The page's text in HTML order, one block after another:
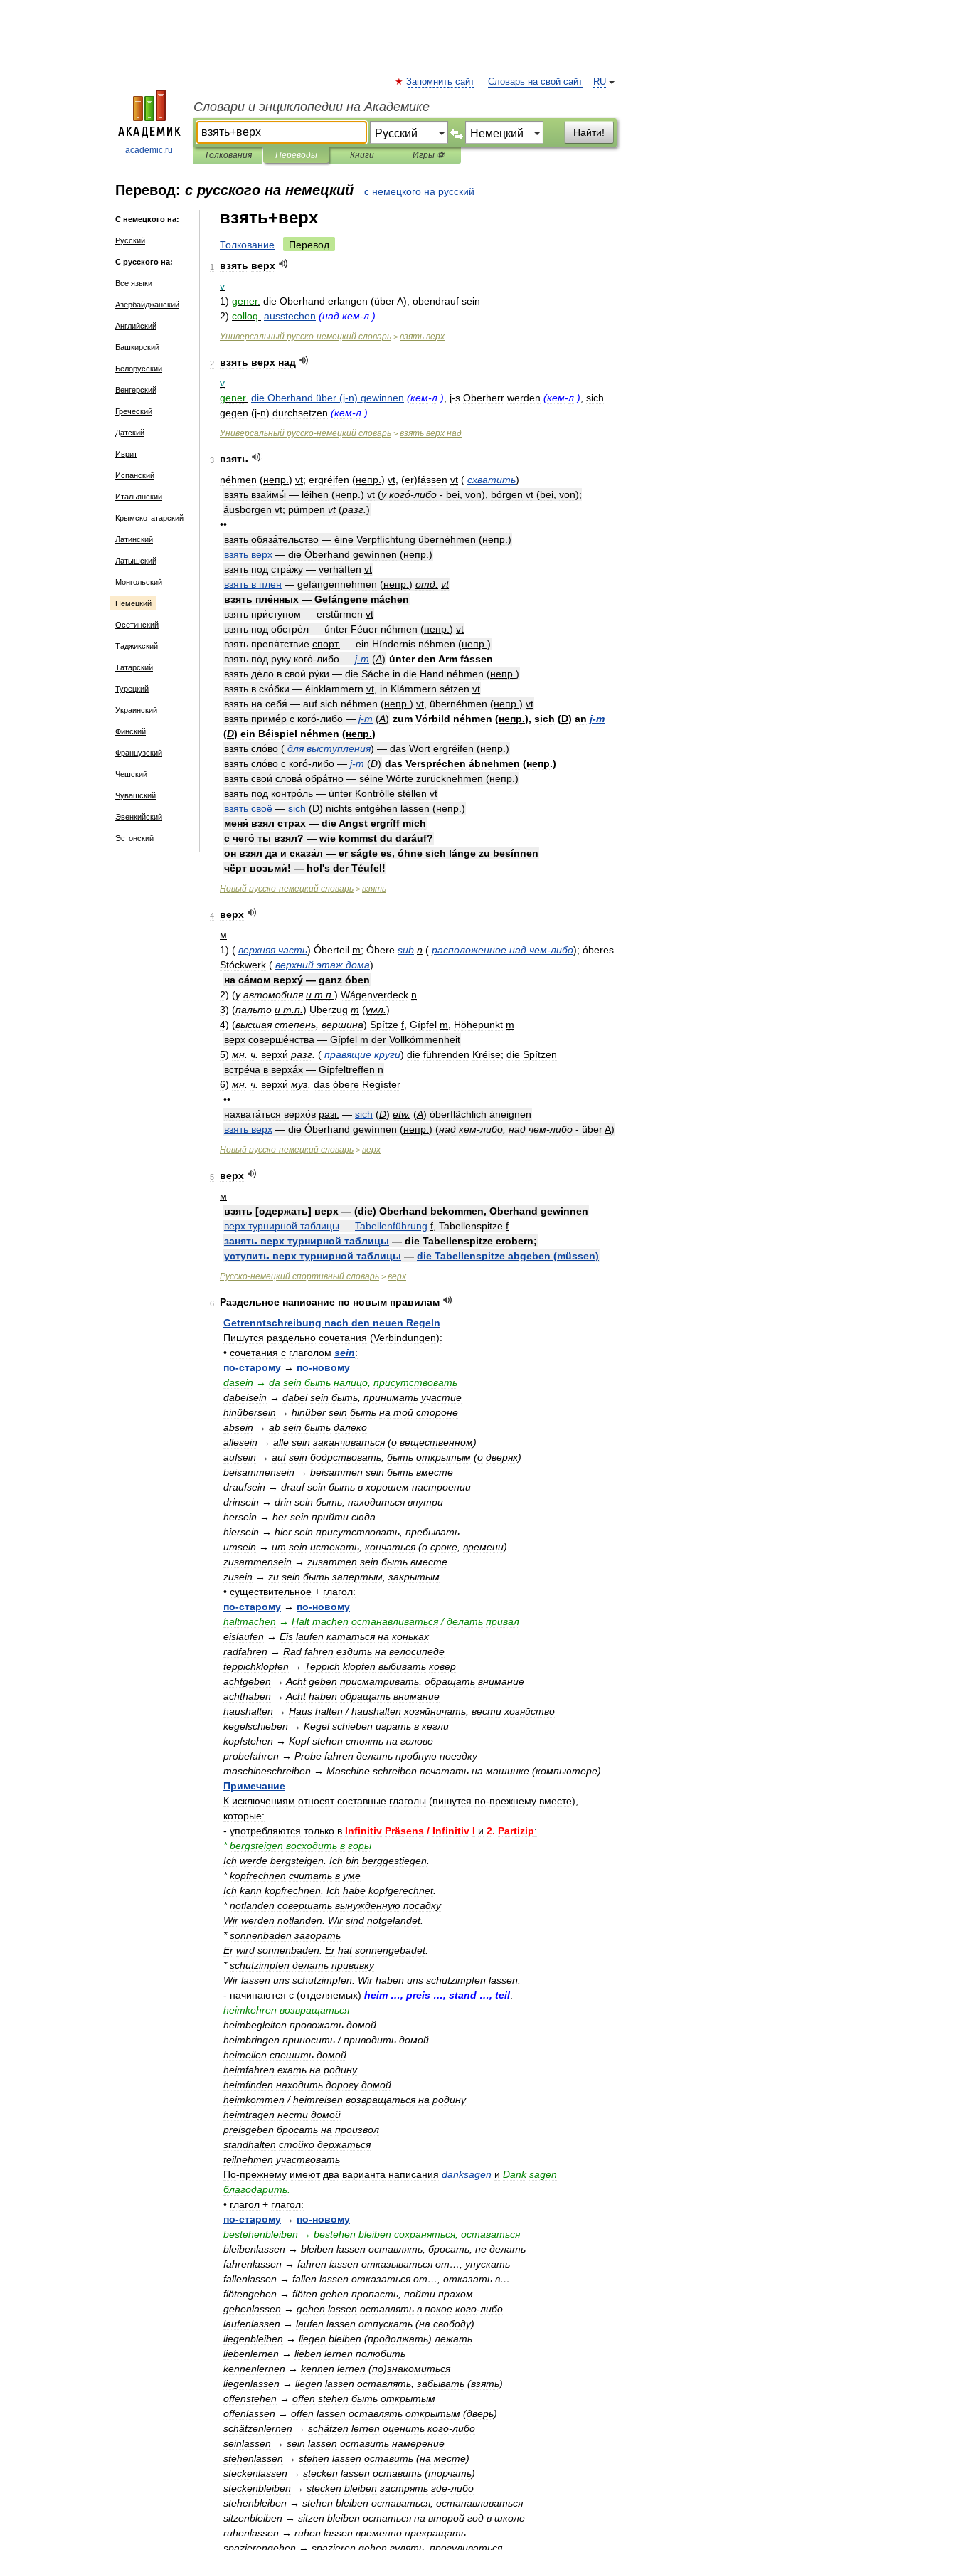
academic.ru
RU
Запомнить сайт Словарь на свой сайт
Словари и энциклопедии на Академике
Найти!
Толкования Переводы Книги Игры ⚽
Перевод: с русского на немецкий с немецкого на русский
С немецкого на:
Русский
С русского на:
Все языки
Азербайджанский
Английский
Башкирский
Белорусский
Венгерский
Греческий
Датский
Иврит
Испанский
Итальянский
Крымскотатарский
Латинский
Латышский
Монгольский
Немецкий
Осетинский
Таджикский
Татарский
Турецкий
Украинский
Финский
Французский
Чешский
Чувашский
Эвенкийский
Эстонский
взять+верх
Толкование Перевод
1 взять верх
v
1) gener. die Oberhand erlangen (überA), obendrauf sein
2) colloq ausstechen (над кем-л .)
Универсальный русско-немецкий словарь > взять верх
2 взять верх над
v
gener. die Oberhand über (j-n) gewinnen (кем-л .) j-s Oberherr werden (кем-л .) sich
gegen (j-n) durchsetzen (кем-л .)
Универсальный русско-немецкий словарь > взять верх над
3
взять
néhmen (непр ) vt; ergréifen (непр ) vt , (er)fássen vt ( схватить)
взять взаймы́ — léihen (непр ) vt (у кого́-либо - bei von), bórgen vt (bei von);
áusborgen vt; púmpen vt(разг )
••
взять обяза́тельство — éine Verpflíchtung übernéhmen (непр )
взять верх — die Óberhand gewínnen (непр )
взять под стра́жу — verháften vt
взять в плен — gefángennehmen (непр ) отд vt
взять пле́нных — Gefángene máchen
взять при́ступом — erstürmen vt
взять под обстре́л — únter Féuer néhmen (непр ) vt
взять препя́тствие спорт. — ein Híndernis néhmen (непр )
взять по́д руку кого́-либо — j-m (A) únter den Arm fássen
взять де́ло в свои́ ру́ки — die Sáche in die Hand néhmen (непр )
взять в ско́бки — éinklammern vt in Klámmern sétzen vt
взять на себя́ — auf sich néhmen (непр ) vt übernéhmen (непр ) vt
взять приме́р с кого́-либо — j-m (A) zum Vórbild néhmen (непр.), sich (D) an j-m
(D) ein Béispiel néhmen (непр.)
взять сло́во ( для выступления) — das Wort ergréifen (непр )
взять сло́во с кого́-либо — j-m (D) das Verspréchen ábnehmen (непр.)
взять свои́ слова́ обра́тно — séine Wórte zurücknehmen (непр )
взять под контро́ль — únter Kontrólle stéllen vt
взять своё — sich (D) nichts entgéhen lássen (непр )
меня́ взял страх — dieAngst ergríff mich
с чего́ ты взял? — wie kommst du daráuf?
он взял да и сказа́л — er ságte es, óhne sich lánge zu besínnen
чёрт возьми́! — hol's der Téufel!
Новый русско-немецкий словарь > взять
4
верх
м
1) ( верхняя часть) Óberteil m; Óbere sub n ( расположенное над чем-либо); óberes
Stóckwerk ( верхний этаж дома)
на са́мом верху́ — ganz óben
2) (у автомобиля и т п ) Wágenverdeck n
3) (пальто и т п ) Überzug m (умл )
4) (высшая степень вершина) Spítze f Gípfel m Höhepunkt m
верх соверше́нства — Gípfel m der Vollkómmenheit
5) мн ч верхи́ разг ( правящие круги) die führenden Kréise; die Spítzen
встре́ча в верха́х — Gípfeltreffen n
6) мн ч верхи́ муз das óbere Regíster
••
нахвата́ться верхо́в разг. — sich (D) etw. (A) óberflächlich áneignen
взять верх — die Óberhand gewínnen (непр ) (над кем-либо над чем-либо - überA)
Новый русско-немецкий словарь > верх
5
верх
м
взять [одержать] верх — (die) Oberhand bekommen, Oberhand gewinnen
верх турнирной таблицы — Tabellenführung f Tabellenspitze f
занять верх турнирной таблицы — die Tabellenspitze erobern;
уступить верх турнирной таблицы — die Tabellenspitze abgeben (müssen)
Русско-немецкий спортивный словарь > верх
6 Раздельное написание по новым правилам
Getrenntschreibung nach den neuen Regeln
Пишутся раздельно сочетания (Verbindungen):
• сочетания с глаголом sein:
по-старому → по-новому
dasein → da sein быть налицо присутствовать
dabeisein → dabei sein быть принимать участие
hinübersein → hinüber sein быть на той стороне
absein → ab sein быть далеко
allesein → alle sein заканчиваться(о вещественном)
aufsein → auf sein бодрствовать быть открытым (о дверях)
beisammensein → beisammen sein быть вместе
draufsein → drauf sein быть в хорошем настроении
drinsein → drin sein быть находиться внутри
hersein → her sein прийти сюда
hiersein → hier sein присутствовать пребывать
umsein → um sein истекать кончаться(о сроке времени)
zusammensein → zusammen sein быть вместе
zusein → zu sein быть запертым закрытым
• существительное + глагол:
по-старому → по-новому
haltmachen → Halt machen останавливаться/делать привал
eislaufen → Eis laufen кататься на коньках
radfahren → Rad fahren ездить на велосипеде
teppichklopfen → Teppich klopfen выбивать ковер
achtgeben → Acht geben присматривать обращать внимание
achthaben → Acht haben обращать внимание
haushalten → Haus halten/haushalten хозяйничать вести хозяйство
kegelschieben → Kegel schieben играть в кегли
kopfstehen → Kopf stehen стоять на голове
probefahren → Probe fahren делать пробную поездку
maschineschreiben → Maschine schreiben печатать на машинке (компьютере)
Примечание
К исключениям относят составные глаголы (пишутся по-прежнему вместе),
которые:
- употребляются только в Infinitiv Präsens / Infinitiv I и 2. Partizip:
*bergsteigen восходить в горы
Ich werde bergsteigen Ich bin berggestiegen
*kopfrechnen считать в уме
Ich kann kopfrechnen Ich habe kopfgerechnet.
*notlanden совершать вынужденную посадку
Wir werden notlanden Wir sind notgelandet.
*sonnenbaden загорать
Er wird sonnenbaden Er hat sonnengebadet.
*schutzimpfen делать прививку
Wir lassen uns schutzimpfen Wir haben uns schutzimpfen lassen
- начинаются с (отделяемых) heim …, preis …, stand …, teil:
heimkehren возвращаться
heimbegleiten провожать домой
heimbringen приносить/приводить домой
heimeilen спешить домой
heimfahren ехать на родину
heimfinden находить дорогу домой
heimkommen/heimreisen возвращаться на родину
heimtragen нести домой
preisgeben бросать на произвол
standhalten стойко держаться
teilnehmen участвовать
По-прежнему имеют два варианта написания danksagen и Dank sagen
благодарить
• глагол + глагол:
по-старому → по-новому
bestehenbleiben → bestehen bleiben сохраняться, оставаться
bleibenlassen → bleiben lassen оставлять бросать не делать
fahrenlassen → fahren lassen отказываться от…, упускать
fallenlassen → fallen lassen отказаться от…, отказать в…
flötengehen → flöten gehen пропасть пойти прахом
gehenlassen → gehen lassen оставлять в покое кого-либо
laufenlassen → laufen lassen отпускать (на свободу)
liegenbleiben → liegen bleiben (продолжать) лежать
liebenlernen → lieben lernen полюбить
kennenlernen → kennen lernen (по)знакомиться
liegenlassen → liegen lassen оставлять забывать (взять)
offenstehen → offen stehen быть открытым
offenlassen → offen lassen оставлять открытым (дверь)
schätzenlernen → schätzen lernen оценить кого-либо
seinlassen → sein lassen оставить намерение
stehenlassen → stehen lassen оставить (на месте)
steckenlassen → stecken lassen оставить (торчать)
steckenbleiben → stecken bleiben застрять где-либо
stehenbleiben → stehen bleiben оставаться, останавливаться
sitzenbleiben → sitzen bleiben остаться на второй год в школе
ruhenlassen → ruhen lassen временно прекращать